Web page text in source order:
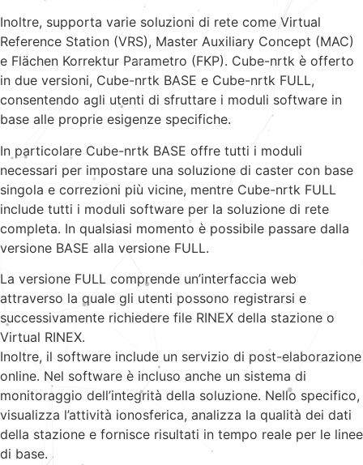
Inoltre, supporta varie soluzioni di rete come Virtual
Reference Station (VRS), Master Auxiliary Concept (MAC)
e Flächen Korrektur Parametro (FKP). Cube-nrtk è offerto
in due versioni, Cube-nrtk BASE e Cube-nrtk FULL,
consentendo agli utenti di sfruttare i moduli software in
base alle proprie esigenze specifiche.
In particolare Cube-nrtk BASE offre tutti i moduli
necessari per impostare una soluzione di caster con base
singola e correzioni più vicine, mentre Cube-nrtk FULL
include tutti i moduli software per la soluzione di rete
completa. In qualsiasi momento è possibile passare dalla
versione BASE alla versione FULL.
La versione FULL comprende un’interfaccia web
attraverso la quale gli utenti possono registrarsi e
successivamente richiedere file RINEX della stazione o
Virtual RINEX.
Inoltre, il software include un servizio di post-elaborazione
online. Nel software è incluso anche un sistema di
monitoraggio dell’integrità della soluzione. Nello specifico,
visualizza l’attività ionosferica, analizza la qualità dei dati
della stazione e fornisce risultati in tempo reale per le linee
di base.